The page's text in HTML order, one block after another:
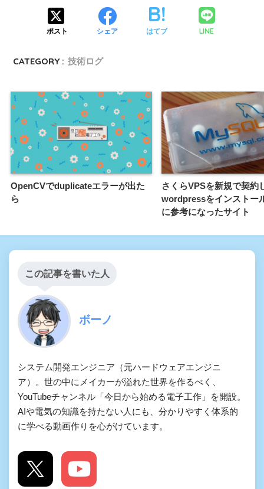
ポスト シェア はてブ LINE
CATEGORY : 技術ログ
OpenCVでduplicateエラーが出た
ら
さくらVPSを新規で契約
wordpressをインストー
に参考になったサイト
この記事を書いた人
ボーノ
システム開発エンジニア（元ハードウェアエンジニ
ア）。世の中にメイカーが溢れた世界を作るべく、
YouTubeチャンネル「今日から始める電子工作」を開設。
AIや電気の知識を持たない人にも、分かりやすく体系的
に学べる動画作りを心がけています。